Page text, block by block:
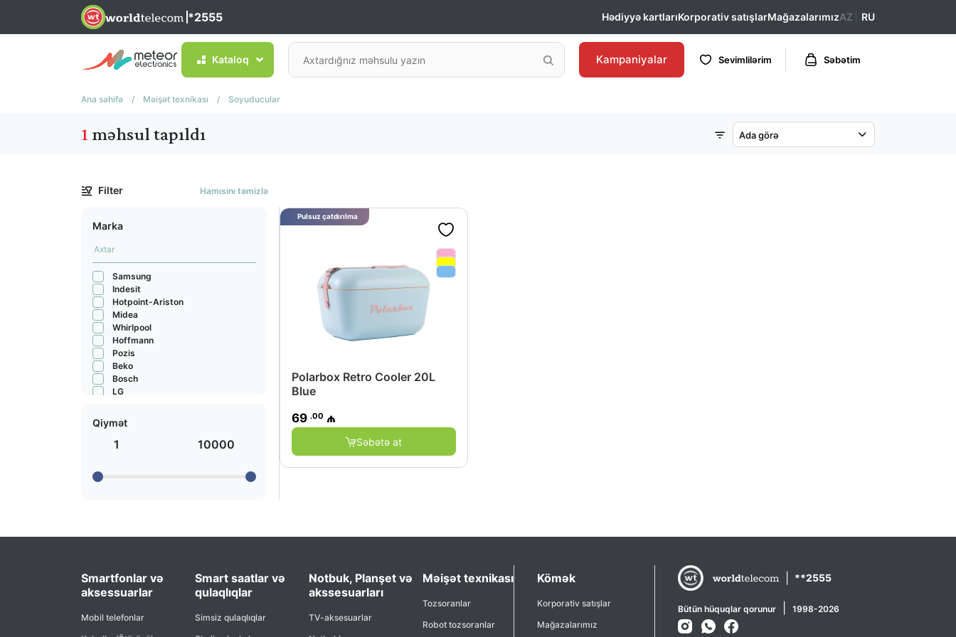
*2555 Hədiyyə kartlarıKorporativ satışlarMağazalarımızAZ RU
Kataloq Kampaniyalar Sevimlilərim Səbətim
Ana səhifə / Məişət texnikası / Soyuducular
1 məhsul tapıldı Ada görə
Filter Hamısını təmizlə
Marka
Samsung
Indesit
Hotpoint-Ariston
Midea
Whirlpool
Hoffmann
Pozis
Beko
Bosch
LG
Qiymət
1 10000
Polarbox Retro Cooler 20L
Blue
69 .00 ₼
Səbətə at
Pulsuz çatdırılma
Smartfonlar və
aksessuarlar
Mobil telefonlar
Smart saatlar və
qulaqlıqlar
Simsiz qulaqlıqlar
Notbuk, Planşet və
akssesuarları
TV-aksesuarlar
Məişət texnikası
Tozsoranlar
Robot tozsoranlar
Kömək
Korporativ satışlar
Mağazalarımız
**2555
Bütün hüquqlar qorunur 1998-2026